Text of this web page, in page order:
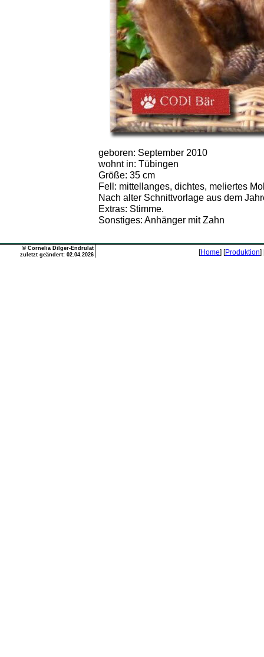
geboren: September 2010
wohnt in: Tübingen
Größe: 35 cm
Fell: mittellanges, dichtes, meliertes
Nach alter Schnittvorlage aus dem
Extras: Stimme.
Sonstiges: Anhänger mit Zahn
©Cornelia Dilger-Endrulat
zuletzt geändert: 02.04.2026
[Home] [Produktion]